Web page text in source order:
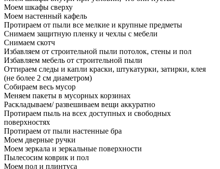
Моем шкафы сверху
Моем настенный кафель
Протираем от пыли все мелкие и крупные предметы
Снимаем защитную пленку и чехлы с мебели
Снимаем скотч
Избавляем от строительной пыли потолок, стены и пол
Избавляем мебель от строительной пыли
Оттираем следы и капли краски, штукатурки, затирки, клея
(не более 2 см диаметром)
Собираем весь мусор
Меняем пакеты в мусорных корзинах
Раскладываем/ развешиваем вещи аккуратно
Протираем пыль на всех доступных и свободных
поверхностях
Протираем от пыли настенные бра
Моем дверные ручки
Моем зеркала и зеркальные поверхности
Пылесосим коврик и пол
Моем пол и плинтуса